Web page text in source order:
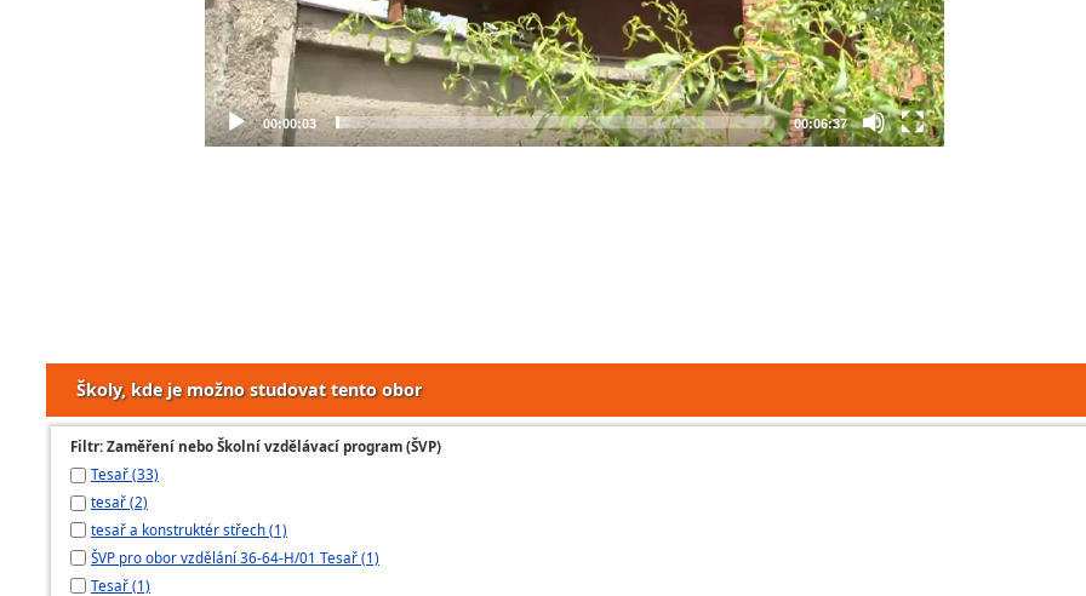
00:00:03 00:06:37
Školy, kde je možno studovat tento obor
Filtr: Zaměření nebo Školní vzdělávací program (ŠVP)
Tesař (33)
tesař (2)
tesař a konstruktér střech (1)
ŠVP pro obor vzdělání 36-64-H/01 Tesař (1)
Tesař (1)